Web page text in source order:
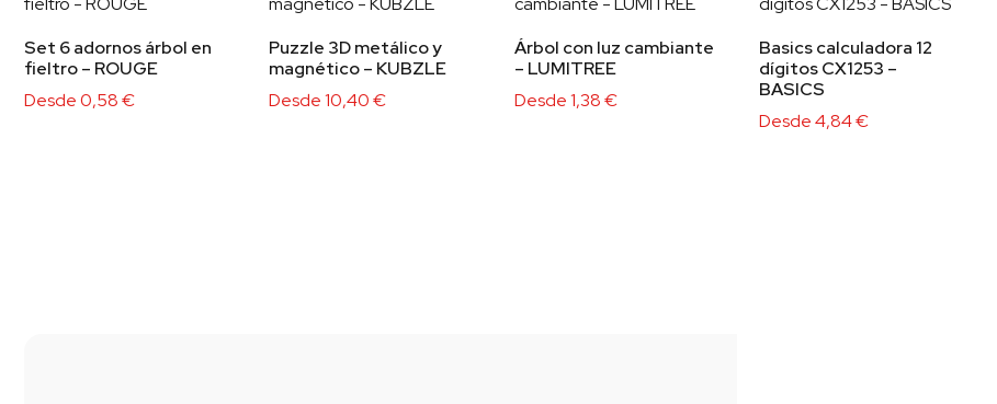
Set 6 adornos árbol en
fieltro – ROUGE
Desde0,58€
Puzzle 3D metálico y
magnético – KUBZLE
Desde10,40€
Árbol con luz cambiante
– LUMITREE
Desde1,38€
Basics calculadora 12
dígitos CX1253 –
BASICS
Desde4,84€